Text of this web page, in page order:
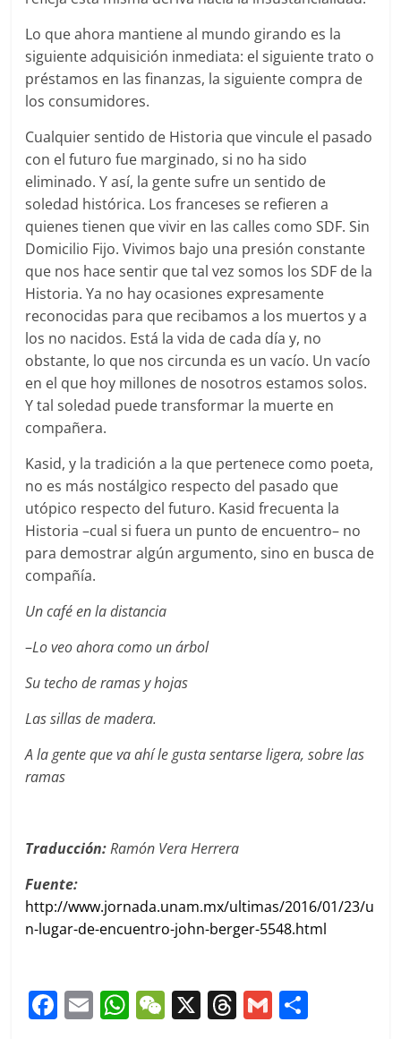
Lo que ahora mantiene al mundo girando es la
siguiente adquisición inmediata: el siguiente trato o
préstamos en las finanzas, la siguiente compra de
los consumidores.
Cualquier sentido de Historia que vincule el pasado
con el futuro fue marginado, si no ha sido
eliminado. Y así, la gente sufre un sentido de
soledad histórica. Los franceses se refieren a
quienes tienen que vivir en las calles como SDF. Sin
Domicilio Fijo. Vivimos bajo una presión constante
que nos hace sentir que tal vez somos los SDF de la
Historia. Ya no hay ocasiones expresamente
reconocidas para que recibamos a los muertos y a
los no nacidos. Está la vida de cada día y, no
obstante, lo que nos circunda es un vacío. Un vacío
en el que hoy millones de nosotros estamos solos.
Y tal soledad puede transformar la muerte en
compañera.
Kasid, y la tradición a la que pertenece como poeta,
no es más nostálgico respecto del pasado que
utópico respecto del futuro. Kasid frecuenta la
Historia –cual si fuera un punto de encuentro– no
para demostrar algún argumento, sino en busca de
compañía.
Un café en la distancia
–Lo veo ahora como un árbol
Su techo de ramas y hojas
Las sillas de madera.
A la gente que va ahí le gusta sentarse ligera, sobre las
ramas
Traducción:Ramón Vera Herrera
Fuente:
http://www.jornada.unam.mx/ultimas/2016/01/23/u
n-lugar-de-encuentro-john-berger-5548.html
F E W W X T G